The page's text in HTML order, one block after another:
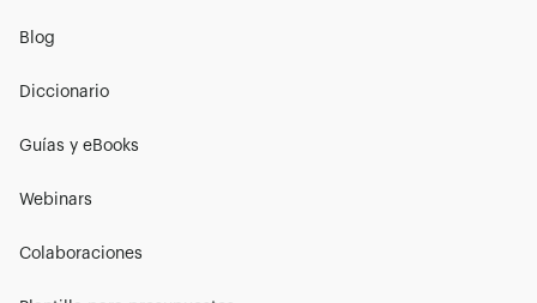
Blog
Diccionario
Guías y eBooks
Webinars
Colaboraciones